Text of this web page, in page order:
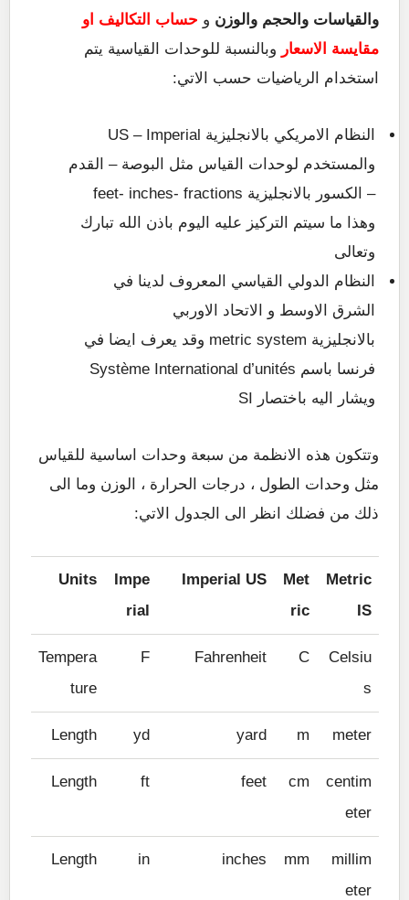
والقياسات والحجم والوزن و حساب التكاليف او
مقايسة الاسعار وبالنسبة للوحدات القياسية يتم
استخدام الرياضيات حسب الاتي:
النظام الامريكي بالانجليزية US – Imperial
والمستخدم لوحدات القياس مثل البوصة – القدم
– الكسور بالانجليزية feet- inches- fractions
وهذا ما سيتم التركيز عليه اليوم باذن الله تبارك
وتعالى
النظام الدولي القياسي المعروف لدينا في
الشرق الاوسط و الاتحاد الاوربي
بالانجليزية metric system وقد يعرف ايضا في
فرنسا باسم Système International d’unités
ويشار اليه باختصار SI
وتتكون هذه الانظمة من سبعة وحدات اساسية للقياس
مثل وحدات الطول ، درجات الحرارة ، الوزن وما الى
ذلك من فضلك انظر الى الجدول الاتي:
Metric
IS
Met
ric
Imperial US
Impe
rial
Units
Celsiu
s
C
Fahrenheit
F
Tempera
ture
meter
m
yard
yd
Length
centim
eter
cm
feet
ft
Length
millim
eter
mm
inches
in
Length